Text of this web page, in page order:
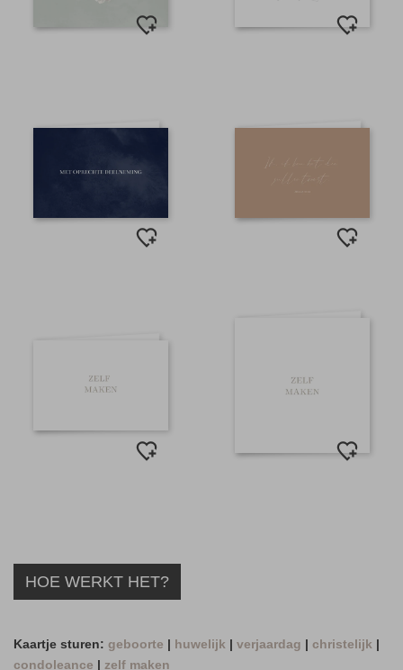
HOE WERKT HET?
Kaartje sturen: geboorte | huwelijk | verjaardag | christelijk |
condoleance | zelf maken